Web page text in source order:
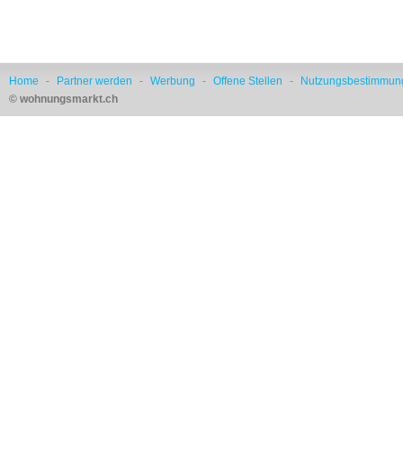
Home - Partner werden - Werbung - Offene Stellen -
© wohnungsmarkt.ch